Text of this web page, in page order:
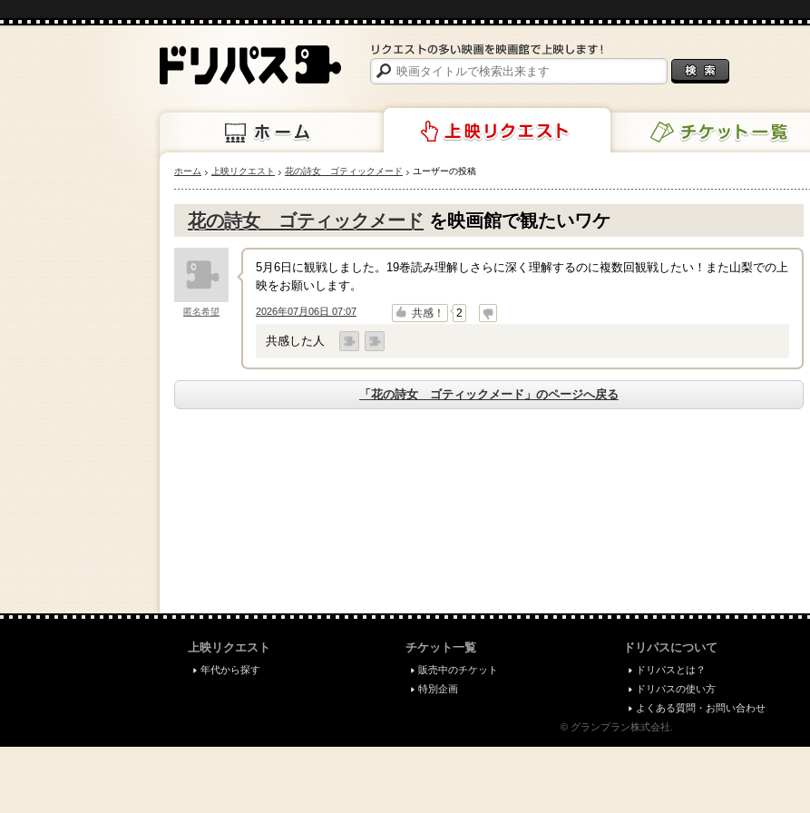
ホーム 上映リクエスト チケット一覧
ホーム 上映リクエスト 花の詩女 ゴティックメード ユーザーの投稿
花の詩女 ゴティックメード を映画館で観たいワケ
匿名希望
5月6日に観戦しました。19巻読み理解しさらに深く理解するのに複数回観戦したい！また山梨での上
映をお願いします。
2026年07月06日 07:07
↑ 共感！ 2
↓
共感した人
「花の詩女 ゴティックメード」のページへ戻る
上映リクエスト
年代から探す
チケット一覧
販売中のチケット
特別企画
ドリパスについて
ドリパスとは？
ドリパスの使い方
よくある質問・お問い合わせ
© グランプラン株式会社.